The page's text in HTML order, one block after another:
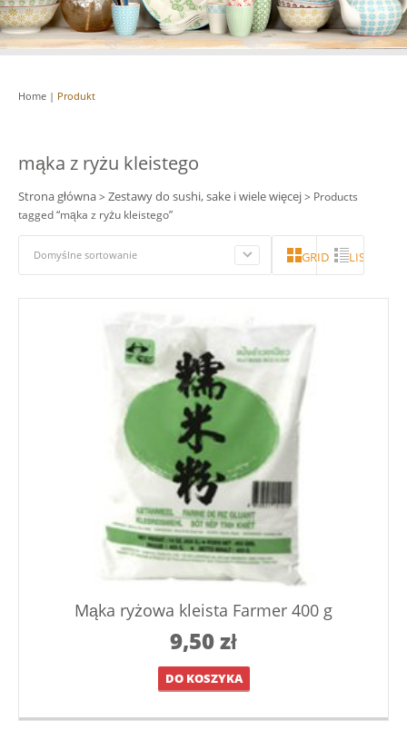
Home | Produkt
mąka z ryżu kleistego
Strona główna> Zestawy do sushi, sake i wiele więcej> Products
tagged “mąka z ryżu kleistego”
Domyślne sortowanie GRID LISTA
Mąka ryżowa kleista Farmer 400 g
9,50zł
DO KOSZYKA